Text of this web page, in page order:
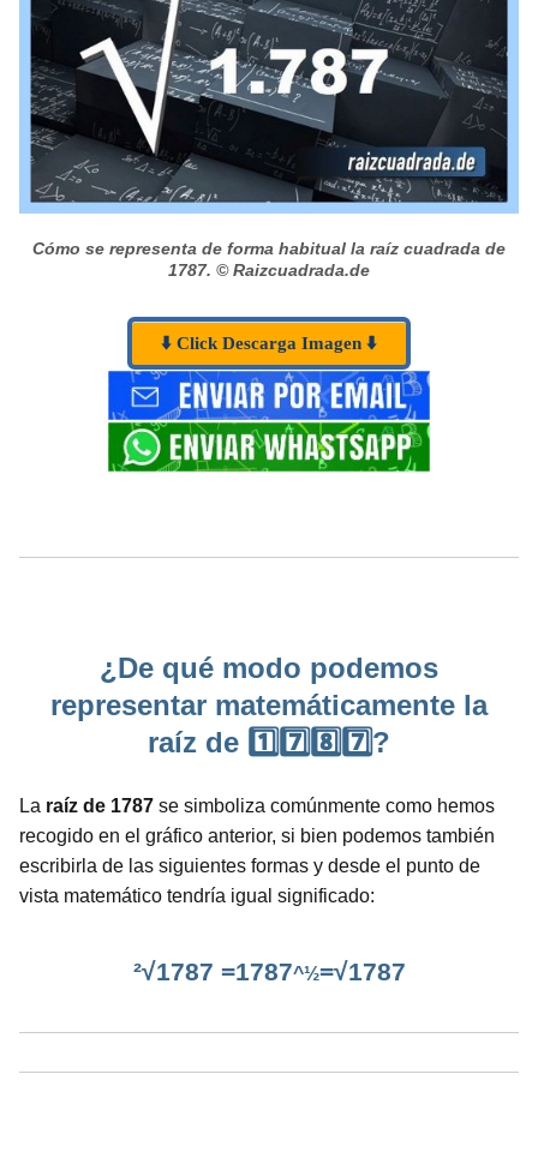
Cómo se representa de forma habitual la raíz cuadrada de
1787. © Raizcuadrada.de
⬇️ Click Descarga Imagen ⬇️
¿De qué modo podemos
representar matemáticamente la
raíz de 1️⃣7️⃣8️⃣7️⃣?
La raíz de 1787 se simboliza comúnmente como hemos
recogido en el gráfico anterior, si bien podemos también
escribirla de las siguientes formas y desde el punto de
vista matemático tendría igual significado:
²√1787 =1787^½=√1787